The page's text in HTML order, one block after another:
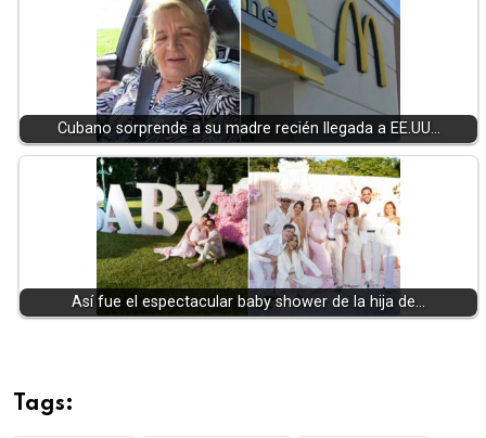
Cubano sorprende a su madre recién llegada a EE.UU…
Así fue el espectacular baby shower de la hija de…
Tags: